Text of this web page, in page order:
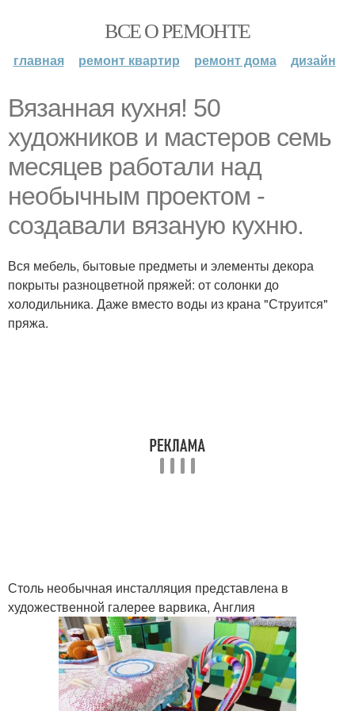
ВСЕ О РЕМОНТЕ
главная ремонт квартир ремонт дома дизайн
Вязанная кухня! 50
художников и мастеров семь
месяцев работали над
необычным проектом -
создавали вязаную кухню.
Вся мебель, бытовые предметы и элементы декора
покрыты разноцветной пряжей: от солонки до
холодильника. Даже вместо воды из крана "Струится"
пряжа.
Столь необычная инсталляция представлена в
художественной галерее варвика, Англия